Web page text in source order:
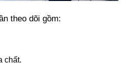
theo dõi gồm:
chất.